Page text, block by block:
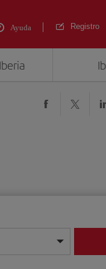
Ayuda Registro
año